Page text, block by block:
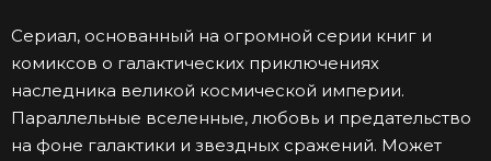
Сериал, основанный на огромной серии книг и
комиксов о галактических приключениях
наследника великой космической империи.
Параллельные вселенные, любовь и предательство
на фоне галактики и звездных сражений. Может